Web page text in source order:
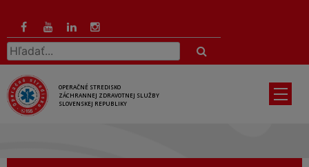
hlavný
obsah
Hľadať:
OPERAČNÉ STREDISKO
ZÁCHRANNEJ ZDRAVOTNEJ SLUŽBY
SLOVENSKEJ REPUBLIKY